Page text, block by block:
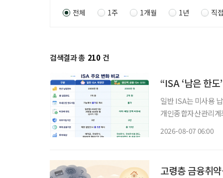
전체 1주 1개월 1년 직
검색결과 총 210 건
“ISA ‘남은 한
일반 ISA는 미사용 납
개인종합자산관리
2026-08-07 06:00
고령층 금융취